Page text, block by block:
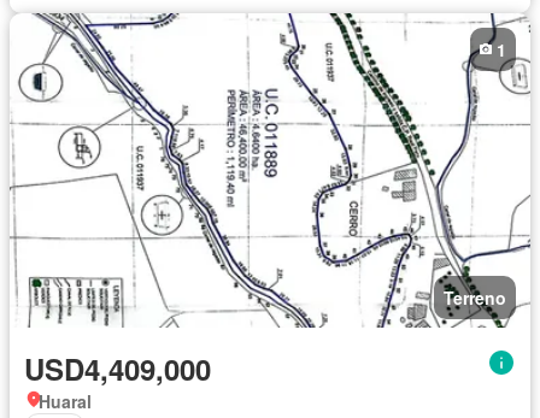
Terreno
1
USD4,409,000
Huaral